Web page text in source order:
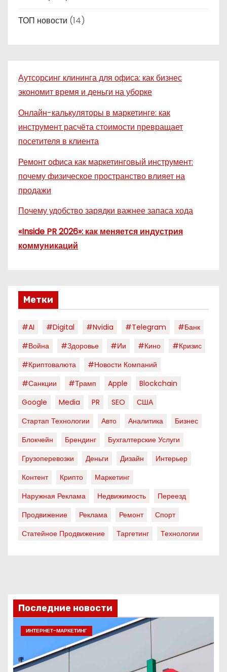
ТОП новости (14)
Аутсорсинг клининга для офиса: как бизнес
экономит время и деньги на уборке
Онлайн-калькуляторы в маркетинге: как
инструмент расчёта стоимости превращает
посетителя в клиента
Ремонт офиса как маркетинговый инструмент:
почему физическое пространство влияет на
продажи
Почему удобство зарядки важнее запаса хода
«Inside PR 2026»: как меняется индустрия
коммуникаций
Метки
#AI #digital #nvidia #telegram
#банк
#война
#здоровье #ии #кино
#кризис
#криптовалюта
#новости Компаний
#санкции
#трамп Apple
Blockchain
Google
Media PR SEO
США
Стартап Технологии
Авто Аналитика
Бизнес
Блокчейн
Брендинг
Бухгалтерские Услуги
Грузоперевозки
Деньги Дизайн
Интерьер
Контент
Крипто
Маркетинг
Наружная Реклама
Недвижимость
Переезд
Продвижение
Реклама Ремонт
Спорт
Статейное Продвижение
Таргетинг Технологии
Последние новости
ИНТЕРНЕТ-МАРКЕТИНГ